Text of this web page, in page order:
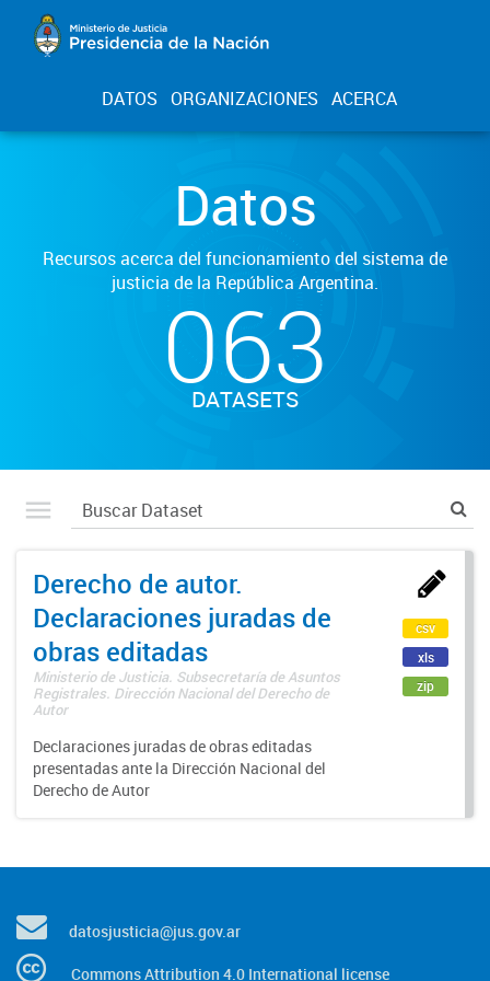
DATOS ORGANIZACIONES ACERCA
Datos
Recursos acerca del funcionamiento del sistema de
justicia de la República Argentina.
063
DATASETS
Derecho de autor.
Declaraciones juradas de
obras editadas
Ministerio de Justicia. Subsecretaría de Asuntos
Registrales. Dirección Nacional del Derecho de
Autor
Declaraciones juradas de obras editadas
presentadas ante la Dirección Nacional del
Derecho de Autor
csv
xls
zip
datosjusticia@jus.gov.ar
Commons Attribution 4.0 International license